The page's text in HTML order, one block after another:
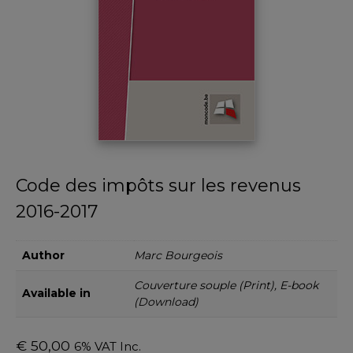
Code des impôts sur les revenus
2016-2017
Author Marc Bourgeois
Available in
Couverture souple (Print), E-book
(Download)
€ 50,00 6% VAT Inc.